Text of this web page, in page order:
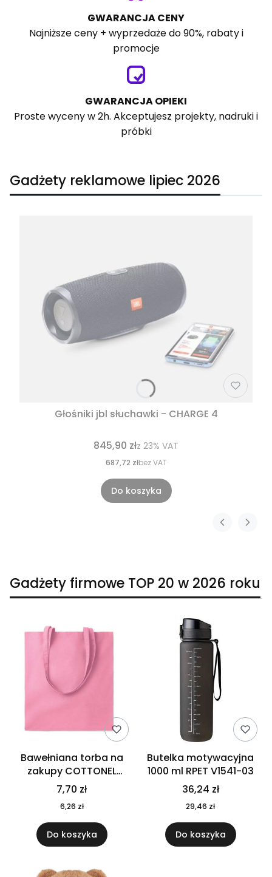
GWARANCJA CENY
Najniższe ceny + wyprzedaże do 90%, rabaty i
promocje
GWARANCJA OPIEKI
Proste wyceny w 2h. Akceptujesz projekty, nadruki i
próbki
Gadżety reklamowe lipiec 2026
Głośniki jbl słuchawki - CHARGE 4
845,90 złz 23% VAT
687,72 złbez VAT
Do koszyka
Gadżety firmowe TOP 20 w 2026 roku
Bawełniana torba na
zakupy COTTONEL
COLOUR++ MO9846-11
7,70 zł
6,26 zł
Do koszyka
Butelka motywacyjna
1000 ml RPET V1541-03
36,24 zł
29,46 zł
Do koszyka